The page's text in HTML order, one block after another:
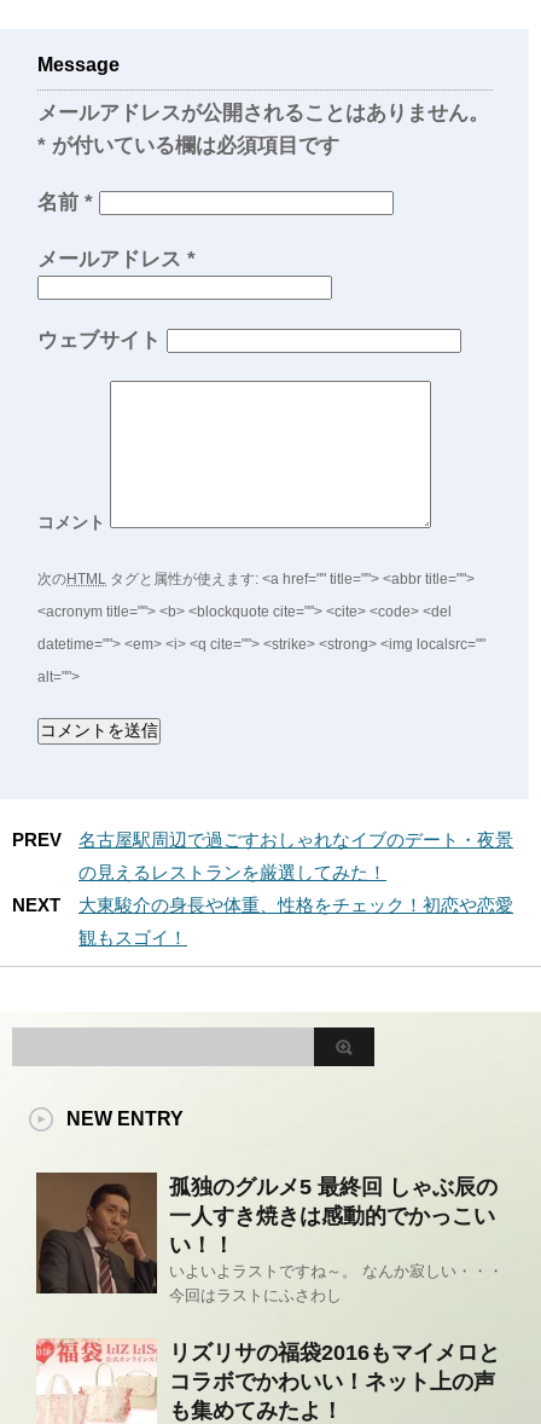
Message
メールアドレスが公開されることはありません。
* が付いている欄は必須項目です
名前 *
メールアドレス *
ウェブサイト
コメント
次のHTML タグと属性が使えます: <a href="" title=""> <abbr title="">
<acronym title=""> <b> <blockquote cite=""> <cite> <code> <del
datetime=""> <em> <i> <q cite=""> <strike> <strong> <img localsrc=""
alt="">
PREV
名古屋駅周辺で過ごすおしゃれなイブのデート・夜景
の見えるレストランを厳選してみた！
NEXT
大東駿介の身長や体重、性格をチェック！初恋や恋愛
観もスゴイ！
NEW ENTRY
孤独のグルメ5 最終回 しゃぶ辰の
一人すき焼きは感動的でかっこい
い！！
いよいよラストですね～。 なんか寂しい・・・
今回はラストにふさわし
リズリサの福袋2016もマイメロと
コラボでかわいい！ネット上の声
も集めてみたよ！